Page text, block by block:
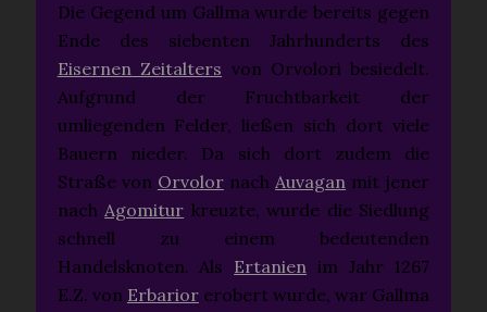
Die Gegend um Gallma wurde bereits gegen
Ende des siebenten Jahrhunderts des
Eisernen Zeitalters von Orvolori besiedelt.
Aufgrund der Fruchtbarkeit der
umliegenden Felder, ließen sich dort viele
Bauern nieder. Da sich dort zudem die
Straße von OrvolornachAuvagan mit jener
nachAgomitur kreuzte, wurde die Siedlung
schnell zu einem bedeutenden
Handelsknoten. Als Ertanien im Jahr 1267
E.Z. von Erbariorerobert wurde, war Gallma